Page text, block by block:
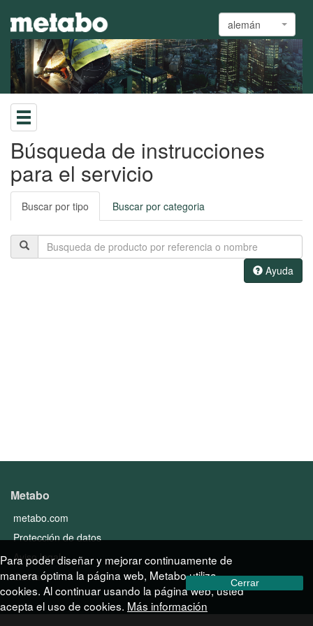
alemán
Búsqueda de instrucciones
para el servicio
Buscar por tipo Buscar por categoria
Ayuda
Metabo
metabo.com
Protección de datos
Aviso legal
Contact
Para poder diseñar y mejorar continuamente de
manera óptima la página web, Metabo utiliza
cookies. Al continuar usando la página web, usted
acepta el uso de cookies. Más información
Cerrar